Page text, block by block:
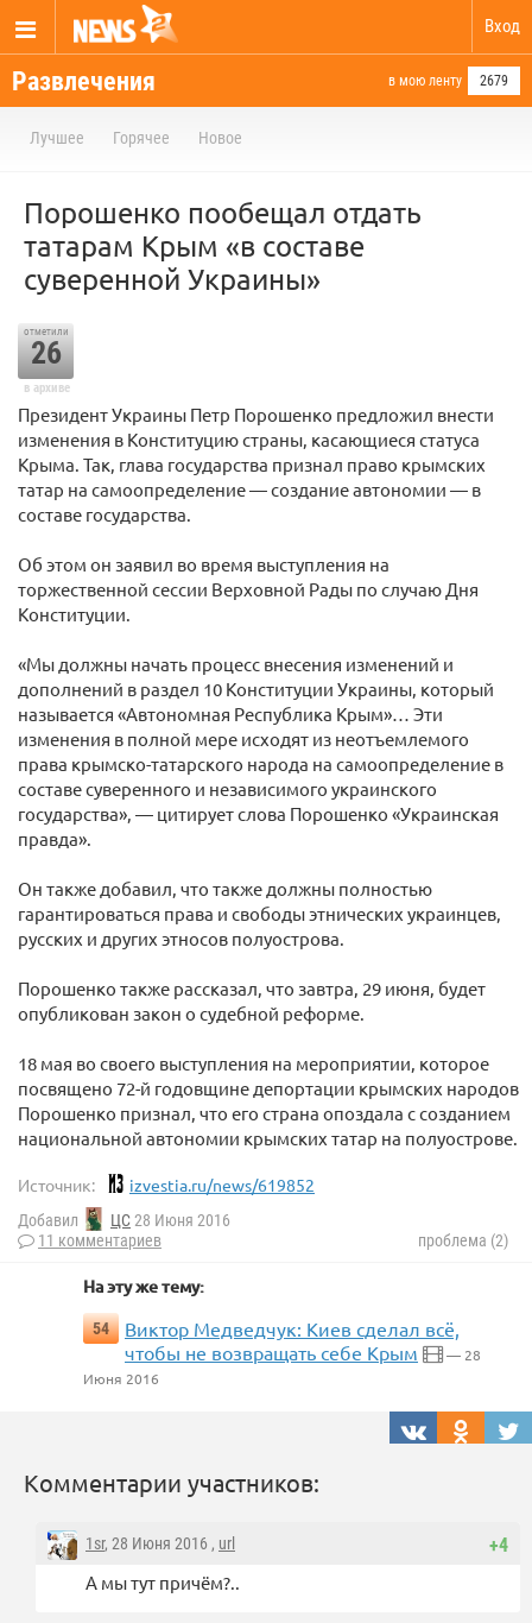
Вход
Развлечения в мою ленту 2679
Лучшее Горячее Новое
Порошенко пообещал отдать
татарам Крым «в составе
суверенной Украины»
отметили
26
в архиве
Президент Украины Петр Порошенко предложил внести
изменения в Конституцию страны, касающиеся статуса
Крыма. Так, глава государства признал право крымских
татар на самоопределение — создание автономии — в
составе государства.
Об этом он заявил во время выступления на
торжественной сессии Верховной Рады по случаю Дня
Конституции.
«Мы должны начать процесс внесения изменений и
дополнений в раздел 10 Конституции Украины, который
называется «Автономная Республика Крым»… Эти
изменения в полной мере исходят из неотъемлемого
права крымско-татарского народа на самоопределение в
составе суверенного и независимого украинского
государства», — цитирует слова Порошенко «Украинская
правда».
Он также добавил, что также должны полностью
гарантироваться права и свободы этнических украинцев,
русских и других этносов полуострова.
Порошенко также рассказал, что завтра, 29 июня, будет
опубликован закон о судебной реформе.
18 мая во своего выступления на мероприятии, которое
посвящено 72-й годовщине депортации крымских народов
Порошенко признал, что его страна опоздала с созданием
национальной автономии крымских татар на полуострове.
Источник: izvestia.ru/news/619852
Добавил ЦС28 Июня 2016
11 комментариев
проблема (2)
На эту же тему:
54
Виктор Медведчук: Киев сделал всё,
чтобы не возвращать себе Крым
— 28
Июня 2016
Комментарии участников:
+4
1sr, 28 Июня 2016 , url
А мы тут причём?..